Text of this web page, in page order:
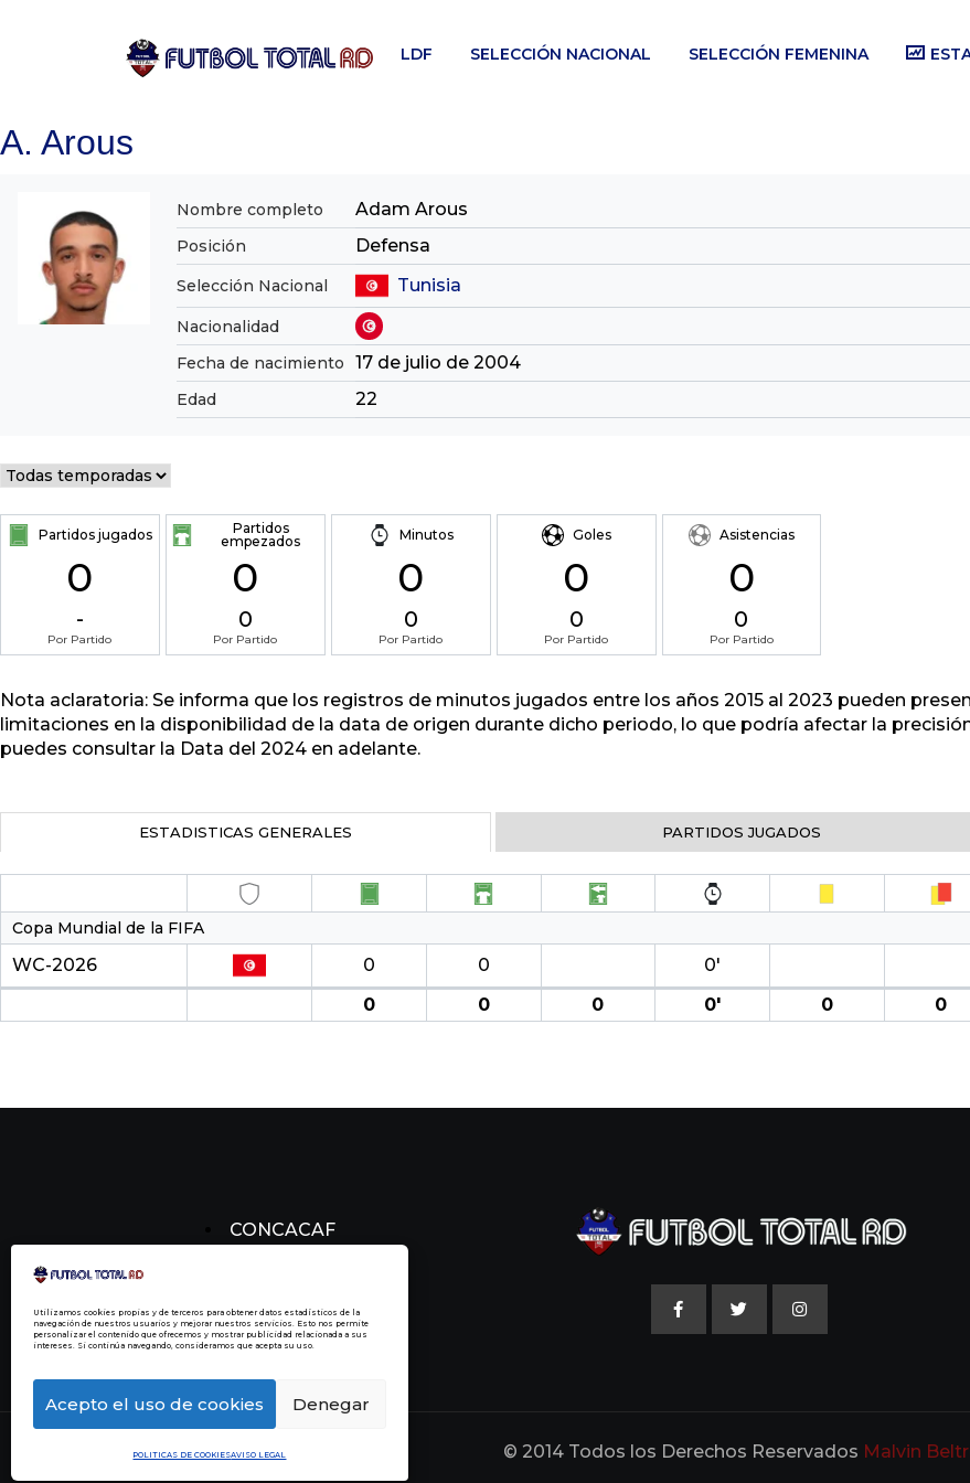
Utilizamos cookies propias y de terceros para obtener datos estadísticos de la
navegación de nuestros usuarios y mejorar nuestros servicios. Esto nos permite
personalizar el contenido que ofrecemos y mostrar publicidad relacionada a sus
intereses. Si continúa navegando, consideramos que acepta su uso.
Acepto el uso de cookies Denegar
POLITICAS DE COOKIESAVISO LEGAL
LDF SELECCIÓN NACIONAL SELECCIÓN FEMENINA
A. Arous
Nombre completo Adam Arous
Posición Defensa
Selección Nacional Tunisia
Nacionalidad
Fecha de nacimiento
17 de julio de 2004
Edad 22
Partidos jugados
0
-
Por Partido
Partidos
empezados
0
0
Por Partido
Minutos
0
0
Por Partido
Goles
0
0
Por Partido
Asistencias
0
0
Por Partido
Nota aclaratoria: Se informa que los registros de minutos jugados entre los años 2015 al 2023 pueden
limitaciones en la disponibilidad de la data de origen durante dicho periodo, lo que podría afectar la
puedes consultar la Data del 2024 en adelante.
ESTADISTICAS GENERALES PARTIDOS JUGADOS
Copa Mundial de la FIFA
WC-2026 0 0
0′
0
0 0 0′ 0 0
CONCACAF
© 2014 Todos los Derechos Reservados Malvin